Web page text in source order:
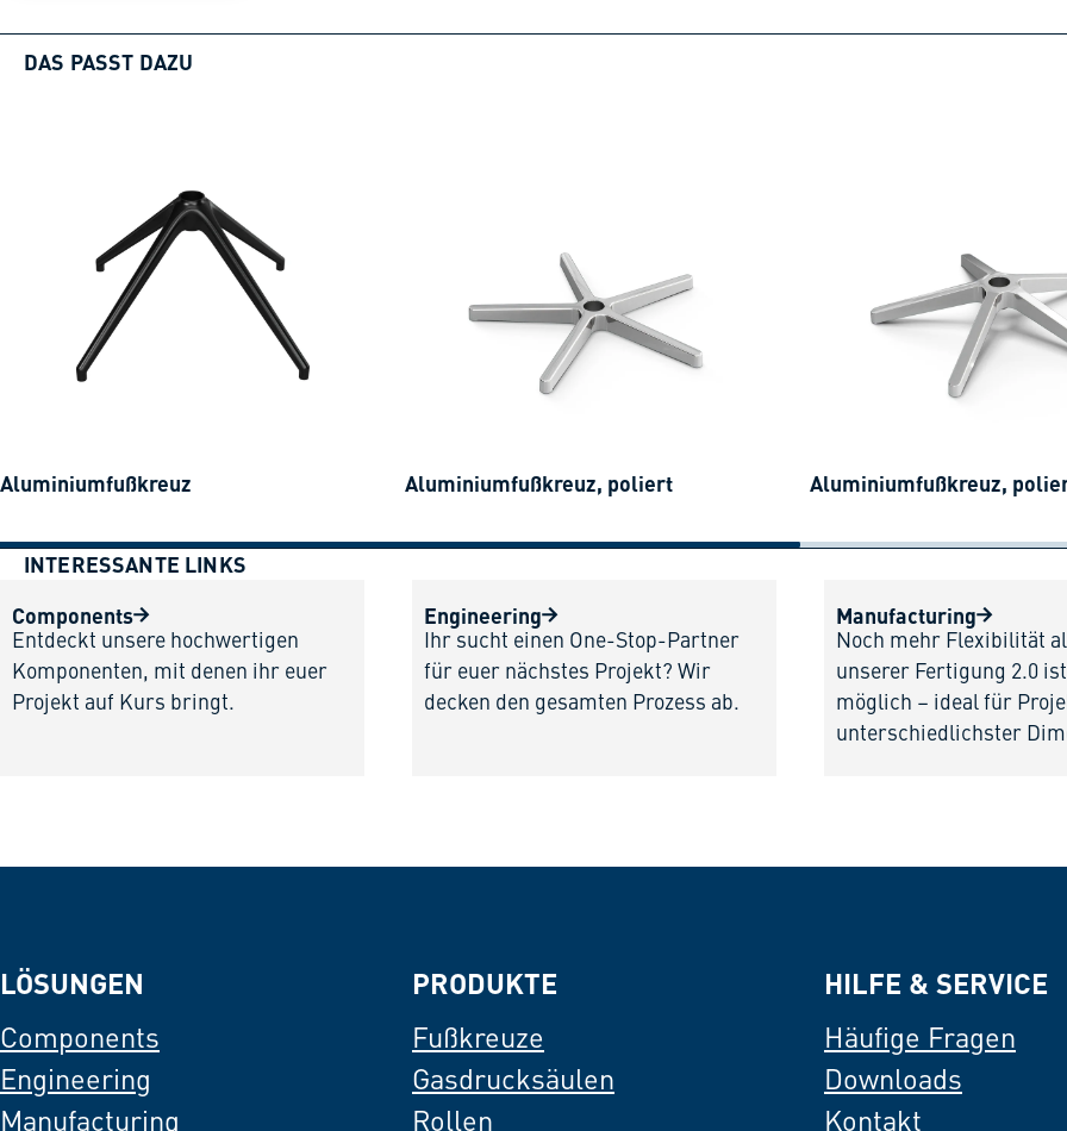
DAS PASST DAZU
Aluminiumfußkreuz Aluminiumfußkreuz, poliert Aluminiumfußkreuz,
INTERESSANTE LINKS
Components
Entdeckt unsere hochwertigen
Komponenten, mit denen ihr euer
Projekt auf Kurs bringt.
Engineering
Ihr sucht einen One-Stop-Partner
für euer nächstes Projekt? Wir
decken den gesamten Prozess ab.
Manufacturing
Noch mehr Flexibilität
unserer Fertigung 2.0
möglich – ideal für
unterschiedlichster
LÖSUNGEN
Components
Engineering
Manufacturing
PRODUKTE
Fußkreuze
Gasdrucksäulen
Rollen
HILFE & SERVICE
Häufige Fragen
Downloads
Kontakt